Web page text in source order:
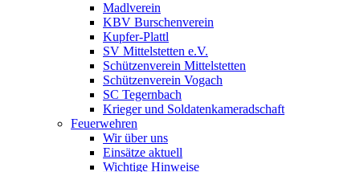
Madlverein
KBV Burschenverein
Kupfer-Plattl
SV Mittelstetten e.V.
Schützenverein Mittelstetten
Schützenverein Vogach
SC Tegernbach
Krieger und Soldatenkameradschaft
Feuerwehren
Wir über uns
Einsätze aktuell
Wichtige Hinweise